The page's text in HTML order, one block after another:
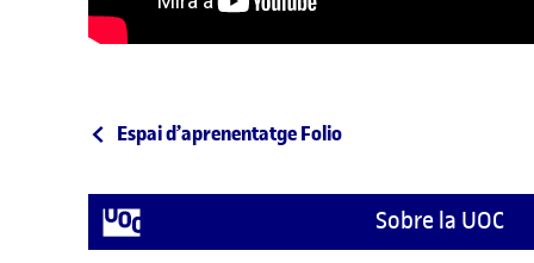
Navegació d'entrades
Entrada anterior
Espai d’aprenentatge Folio
Sobre la UOC